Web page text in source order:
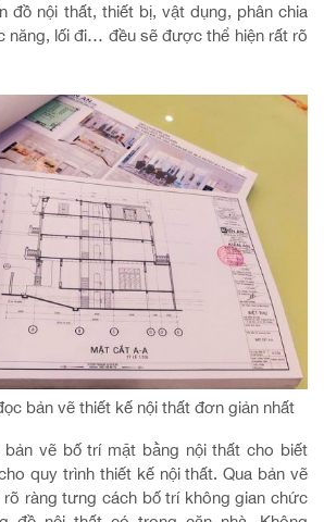
đồ nội thất, thiết bị, vật dụng, phân chia
năng, lối đi… đều sẽ được thể hiện rất rõ
bản vẽ thiết kế nội thất đơn giản nhất
bản vẽ bố trí mặt bằng nội thất cho biết
quy trình thiết kế nội thất. Qua bản vẽ
ràng tưng cách bố trí không gian chức